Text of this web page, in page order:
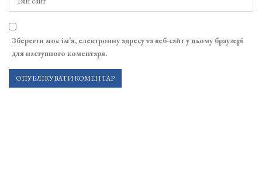
Зберегти моє ім’я, електронну адресу та веб-сайт у цьому браузері
для наступного коментаря.